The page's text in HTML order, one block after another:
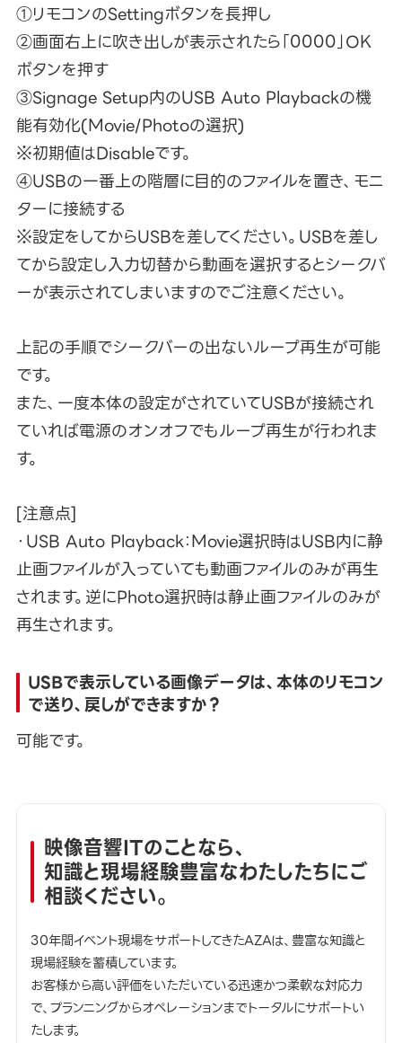
①リモコンのSettingボタンを長押し
②画面右上に吹き出しが表示されたら「0000」OK
ボタンを押す
③Signage Setup内のUSB Auto Playbackの機
能有効化(Movie/Photoの選択)
※初期値はDisableです。
④USBの一番上の階層に目的のファイルを置き、モニ
ターに接続する
※設定をしてからUSBを差してください。USBを差し
てから設定し入力切替から動画を選択するとシークバ
ーが表示されてしまいますのでご注意ください。
上記の手順でシークバーの出ないループ再生が可能
です。
また、一度本体の設定がされていてUSBが接続され
ていれば電源のオンオフでもループ再生が行われま
す。
[注意点]
・USB Auto Playback：Movie選択時はUSB内に静
止画ファイルが入っていても動画ファイルのみが再生
されます。逆にPhoto選択時は静止画ファイルのみが
再生されます。
USBで表示している画像データは、本体のリモコン
で送り、戻しができますか？
可能です。
映像音響ITのことなら、
知識と現場経験豊富なわたしたちにご
相談ください。
30年間イベント現場をサポートしてきたAZAは、豊富な知識と
現場経験を蓄積しています。
お客様から高い評価をいただいている迅速かつ柔軟な対応力
で、プランニングからオペレーションまでトータルにサポートい
たします。